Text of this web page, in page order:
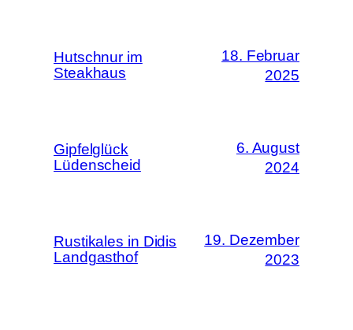
Hutschnur im
Steakhaus
18. Februar
2025
Gipfelglück
Lüdenscheid
6. August
2024
Rustikales in Didis
Landgasthof
19. Dezember
2023